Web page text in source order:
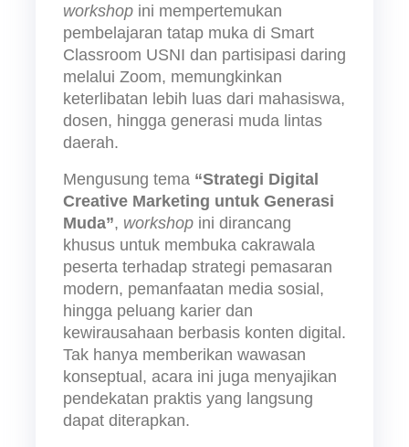
workshop ini mempertemukan
pembelajaran tatap muka di Smart
Classroom USNI dan partisipasi daring
melalui Zoom, memungkinkan
keterlibatan lebih luas dari mahasiswa,
dosen, hingga generasi muda lintas
daerah.
Mengusung tema “Strategi Digital
Creative Marketing untuk Generasi
Muda”, workshop ini dirancang
khusus untuk membuka cakrawala
peserta terhadap strategi pemasaran
modern, pemanfaatan media sosial,
hingga peluang karier dan
kewirausahaan berbasis konten digital.
Tak hanya memberikan wawasan
konseptual, acara ini juga menyajikan
pendekatan praktis yang langsung
dapat diterapkan.